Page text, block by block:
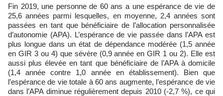
Fin 2019, une personne de 60 ans a une espérance de vie de
25,6 années parmi lesquelles, en moyenne, 2,4 années sont
passées en tant que bénéficiaire de l’allocation personnalisée
d’autonomie (APA). L’espérance de vie passée dans l’APA est
plus longue dans un état de dépendance modérée (1,5 année
en GIR 3 ou 4) que sévère (0,9 année en GIR 1 ou 2). Elle est
aussi plus élevée en tant que bénéficiaire de l’APA à domicile
(1,4 année contre 1,0 année en établissement). Bien que
l’espérance de vie totale à 60 ans augmente, l’espérance de vie
dans l’APA diminue régulièrement depuis 2010 (-2,7 %), ce qui